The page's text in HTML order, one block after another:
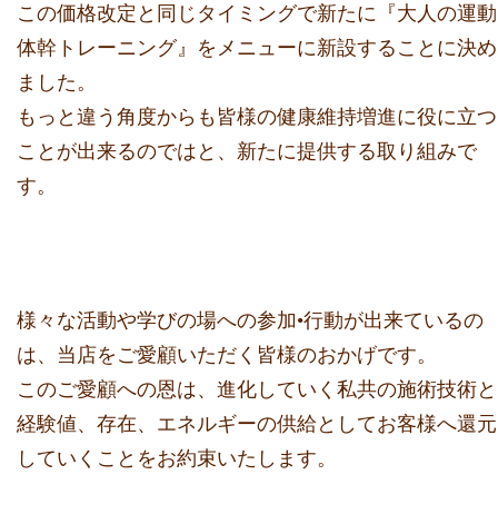
この価格改定と同じタイミングで新たに 『大人の運動
体幹トレーニング』をメニューに新設することに決め
ました。
もっと違う角度からも皆様の健康維持増進に役に立つ
ことが出来るのではと、新たに提供する取り組みで
す。
様々な活動や学びの場への参加•行動が出来ているの
は、 当店をご愛顧いただく皆様のおかげです。
このご愛顧への恩は、進化していく私共の施術技術と
経験値、 存在、 エネルギーの供給としてお客様へ還元
していくことをお約束いたし ます。